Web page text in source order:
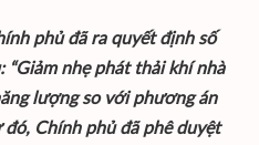
phủ đã ra quyết định số
nhẹ phát thải khí nhà
lượng so với phương án
Chính phủ đã phê duyệt